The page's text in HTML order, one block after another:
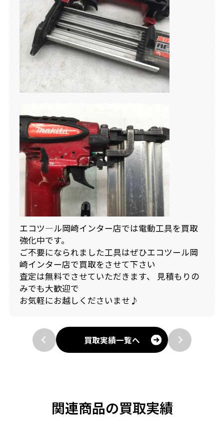
エコツ―ル岡崎インター店では電動工具を買取
強化中です。
ご不要になられました工具はぜひエコツール岡
崎インター店で買取をさせて下さい
査定は無料でさせていただきます、 見積もりの
みでも大歓迎で
お気軽にお越しくださいませ♪
買取実績一覧へ
関連商品の買取実績